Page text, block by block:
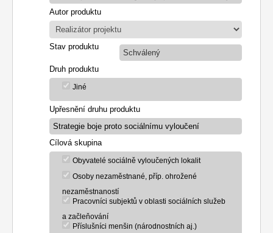
Autor produktu
Stav produktu
Schválený
Druh produktu
Jiné
Upřesnění druhu produktu
Cílová skupina
Obyvatelé sociálně vyloučených lokalit
Osoby nezaměstnané, příp. ohrožené
nezaměstnaností
Pracovníci subjektů v oblasti sociálních služeb
a začleňování
Příslušníci menšin (národnostních aj.)